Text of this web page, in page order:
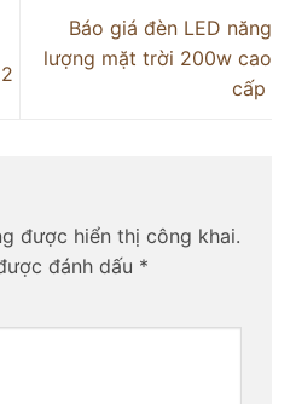
Báo giá đèn LED năng
lượng mặt trời 200w cao
cấp
được hiển thị công khai.
đánh dấu *